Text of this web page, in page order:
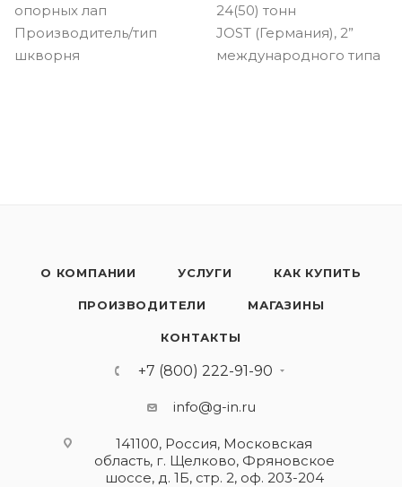
опорных лап
24(50) тонн
Производитель/тип
шкворня
JOST (Германия), 2”
международного типа
О КОМПАНИИ УСЛУГИ КАК КУПИТЬ
ПРОИЗВОДИТЕЛИ МАГАЗИНЫ
КОНТАКТЫ
+7 (800) 222-91-90
info@g-in.ru
141100, Россия, Московская
область, г. Щелково, Фряновское
шоссе, д. 1Б, стр. 2, оф. 203-204